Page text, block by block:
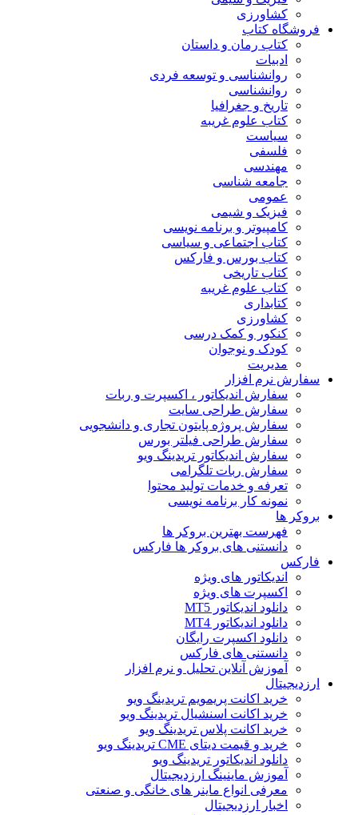
کشاورزی
فروشگاه کتاب
کتاب رمان و داستان
ادبیات
روانشناسی و توسعه فردی
روانشناسی
تاریخ و جغرافیا
کتاب علوم غریبه
سیاست
فلسفی
مهندسی
جامعه شناسی
عمومی
فیزیک و شیمی
کامپیوتر و برنامه نویسی
کتاب اجتماعی و سیاسی
کتاب بورس و فارکس
کتاب تاریخی
کتاب علوم غریبه
کتابداری
کشاورزی
کنکور و کمک‌ درسی
کودک و نوجوان
مدیریت
سفارش نرم افزار
سفارش اندیکاتور ، اکسپرت و ربات
سفارش طراحی سایت
سفارش پروژه پایتون تجاری و دانشجویی
سفارش طراحی فیلتر بورس
سفارش اندیکاتور تریدینگ ویو
سفارش ربات تلگرامی
تعرفه و خدمات تولید محتوا
نمونه کار برنامه نویسی
بروکر ها
فهرست بهترین بروکر ها
دانستنی های بروکر ها فارکس
فارکس
اندیکاتور های ویژه
اکسپرت های ویژه
دانلود اندیکاتور MT5
دانلود اندیکاتور MT4
دانلود اکسپرت رایگان
دانستنی های فارکس
آموزش آنلاین تحلیل و نرم افزار
ارزدیجیتال
خرید اکانت پریمویم تریدینگ ویو
خرید اکانت اسنشیال تریدینگ ویو
خرید اکانت پلاس تریدینگ ویو
خرید و قیمت دیتای CME تریدینگ ویو
دانلود اندیکاتور تریدینگ ویو
آموزش ماینینگ ارزدیجیتال
معرفی انواع ماینر های خانگی و صنعتی
اخبار ارزدیجیتال